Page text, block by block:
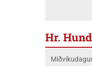
peningum.
Mobeck kl.
Borghildi
létu sig ekki
Við áttum
fengum
félaginu
Hr.